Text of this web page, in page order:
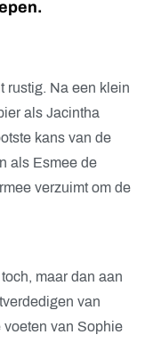
rustig. Na een klein
als Jacintha
kans van de
als Esmee de
verzuimt om de
maar dan aan
van
van Sophie